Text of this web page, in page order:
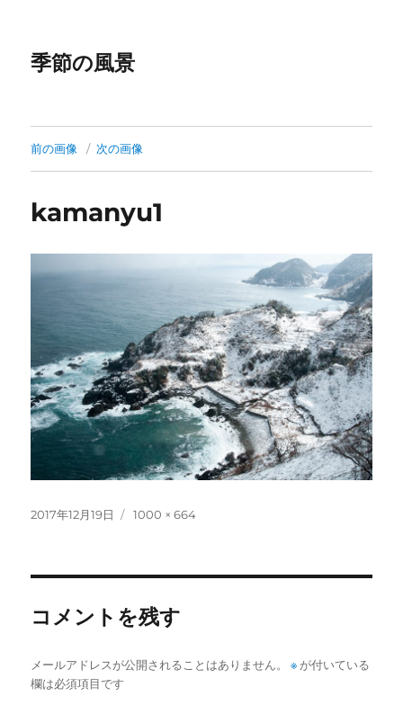
季節の風景
前の画像 次の画像
kamanyu1
投
2017年12月19日
フ
1000 × 664
コメントを残す
メールアドレスが公開されることはありません。 ※ が付いている
欄は必須項目です